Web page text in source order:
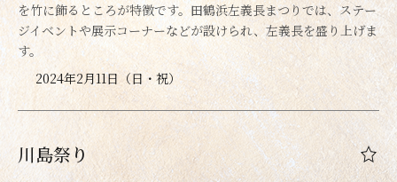
を竹に飾るところが特徴です。田鶴浜左義長まつりでは、ステー
ジイベントや展示コーナーなどが設けられ、左義長を盛り上げま
す。
2024年2月11日（日・祝）
川島祭り